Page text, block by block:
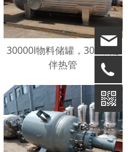
30000l物料储罐，304，配
伴热管